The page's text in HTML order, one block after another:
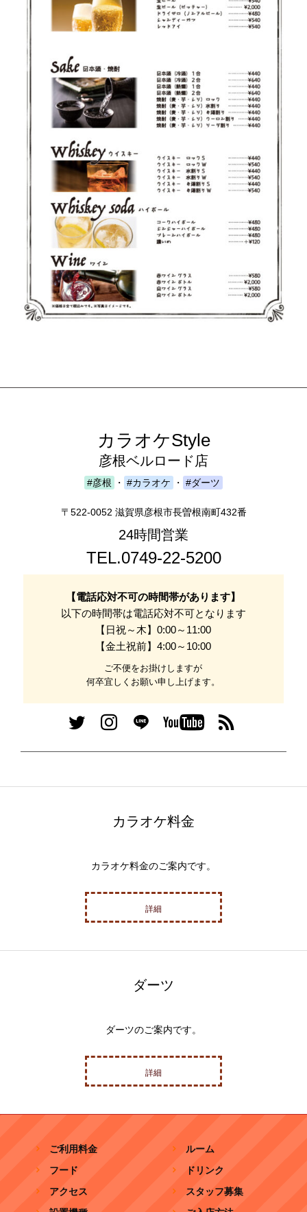
カラオケStyle
彦根ベルロード店
#彦根 ・ #カラオケ ・ #ダーツ
〒522-0052 滋賀県彦根市長曽根南町432番
24時間営業
TEL.0749-22-5200
【電話応対不可の時間帯があります】
以下の時間帯は電話応対不可となります
【日祝～木】0:00～11:00
【金土祝前】4:00～10:00
ご不便をお掛けしますが
何卒宜しくお願い申し上げます。
カラオケ料金
カラオケ料金のご案内です。
詳細
ダーツ
ダーツのご案内です。
詳細
ご利用料金
ルーム
フード
ドリンク
アクセス
スタッフ募集